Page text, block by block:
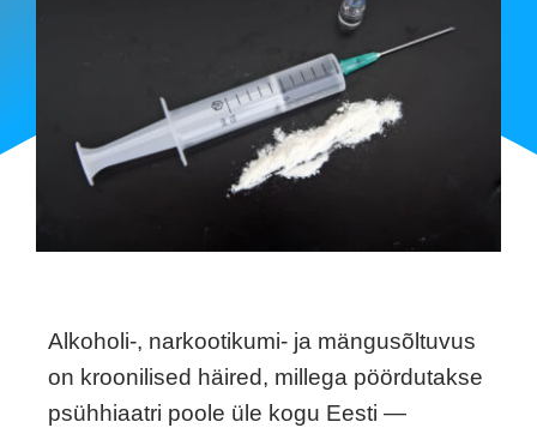
Alkoholi-, narkootikumi- ja mängusõltuvus
on kroonilised häired, millega pöördutakse
psühhiaatri poole üle kogu Eesti —